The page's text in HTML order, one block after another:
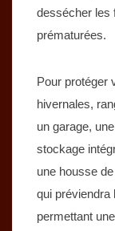
dessécher les
prématurées.
Pour protéger
hivernales,
un garage,
stockage
une housse
qui préviendra
permettant